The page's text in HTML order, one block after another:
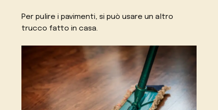
Per pulire i pavimenti, si può usare un altro
trucco fatto in casa.